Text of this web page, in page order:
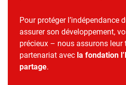
Pour protéger l’indépendance
assurer son développement,
précieux – nous assurons leur
partenariat avec la fondation
partage.